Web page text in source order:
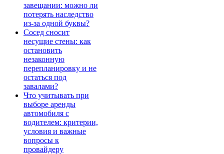
завещании: можно ли
потерять наследство
из-за одной буквы?
Сосед сносит
несущие стены: как
остановить
незаконную
перепланировку и не
остаться под
завалами?
Что учитывать при
выборе аренды
автомобиля с
водителем: критерии,
условия и важные
вопросы к
провайдеру